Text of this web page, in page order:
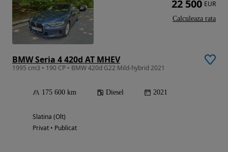
BMW Seria 4 420d AT MHEV
1995 cm3 • 190 CP • BMW 420d G22 Mild-hybrid 2021
175 600 km Diesel 2021
Slatina (Olt)
Privat • Publicat
22 500 EUR
Calculeaza rata